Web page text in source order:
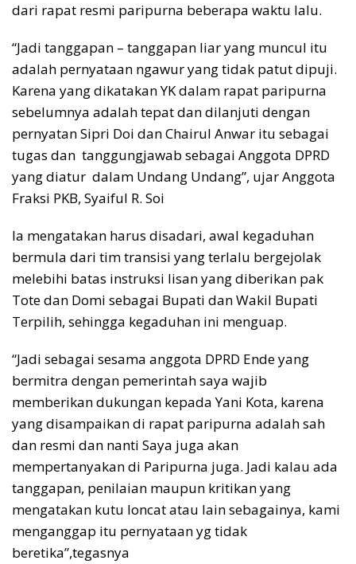
dari rapat resmi paripurna beberapa waktu lalu.
“Jadi tanggapan – tanggapan liar yang muncul itu
adalah pernyataan ngawur yang tidak patut dipuji.
Karena yang dikatakan YK dalam rapat paripurna
sebelumnya adalah tepat dan dilanjuti dengan
pernyatan Sipri Doi dan Chairul Anwar itu sebagai
tugas dan tanggungjawab sebagai Anggota DPRD
yang diatur dalam Undang Undang”, ujar Anggota
Fraksi PKB, Syaiful R. Soi
Ia mengatakan harus disadari, awal kegaduhan
bermula dari tim transisi yang terlalu bergejolak
melebihi batas instruksi lisan yang diberikan pak
Tote dan Domi sebagai Bupati dan Wakil Bupati
Terpilih, sehingga kegaduhan ini menguap.
“Jadi sebagai sesama anggota DPRD Ende yang
bermitra dengan pemerintah saya wajib
memberikan dukungan kepada Yani Kota, karena
yang disampaikan di rapat paripurna adalah sah
dan resmi dan nanti Saya juga akan
mempertanyakan di Paripurna juga. Jadi kalau ada
tanggapan, penilaian maupun kritikan yang
mengatakan kutu loncat atau lain sebagainya, kami
menganggap itu pernyataan yg tidak
beretika”,tegasnya